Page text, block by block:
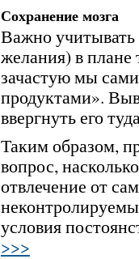
Сохранение мозга
Важно
желания) в плане
зачастую мы
продуктами».
ввергнуть его
Таким образом,
вопрос,
отвлечение от
условия
>>>